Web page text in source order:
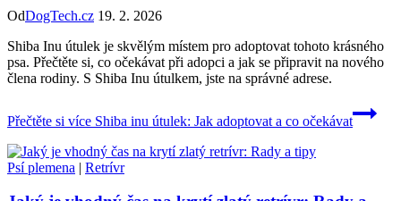
OdDogTech.cz 19. 2. 2026
Shiba Inu útulek je skvělým místem pro adoptovat tohoto krásného
psa. Přečtěte si, co očekávat při adopci a jak se připravit na nového
člena rodiny. S Shiba Inu útulkem, jste na správné adrese.
Přečtěte si více Shiba inu útulek: Jak adoptovat a co očekávat
Psí plemena | Retrívr